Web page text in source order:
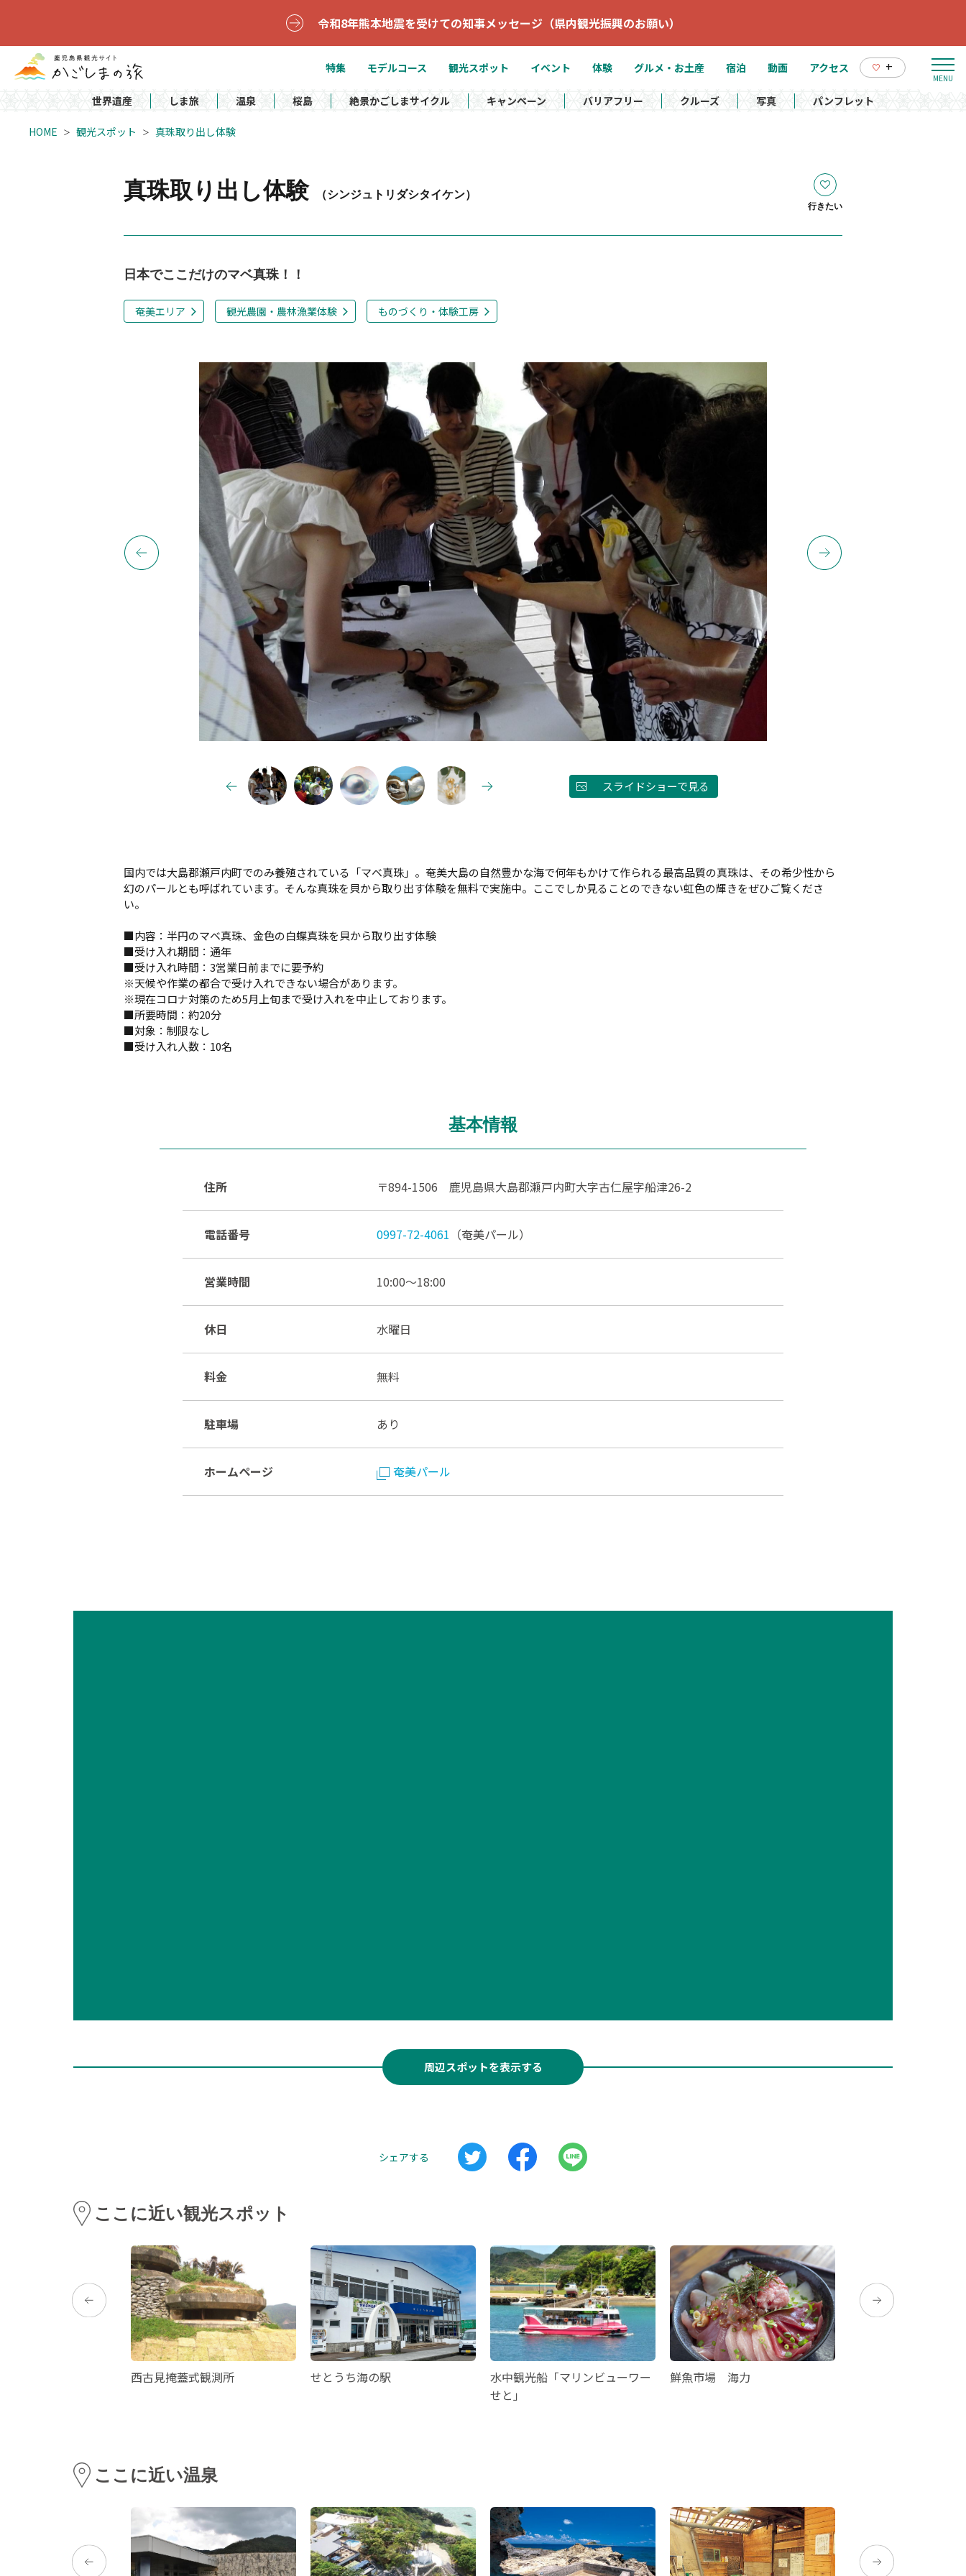
令和8年熊本地震を受けての知事メッセージ（県内観光振興のお願い）
特集 モデルコース 観光スポット イベント 体験 グルメ・お土産 宿泊 動画 アクセス +
世界遺産 しま旅 温泉 桜島 絶景かごしまサイクル キャンペーン バリアフリー クルーズ 写真 パンフレット
HOME 観光スポット 真珠取り出し体験
真珠取り出し体験 （シンジュトリダシタイケン）
行きたい
日本でここだけのマベ真珠！！
奄美エリア 観光農園・農林漁業体験 ものづくり・体験工房
スライドショーで見る
国内では大島郡瀬戸内町でのみ養殖されている「マベ真珠」。奄美大島の自然豊かな海で何年もかけて作られる最高品質の真珠は、その希少性から
幻のパールとも呼ばれています。そんな真珠を貝から取り出す体験を無料で実施中。ここでしか見ることのできない虹色の輝きをぜひご覧くださ
い。
■内容：半円のマベ真珠、金色の白蝶真珠を貝から取り出す体験
■受け入れ期間：通年
■受け入れ時間：3営業日前までに要予約
※天候や作業の都合で受け入れできない場合があります。
※現在コロナ対策のため5月上旬まで受け入れを中止しております。
■所要時間：約20分
■対象：制限なし
■受け入れ人数：10名
基本情報
住所 〒894-1506 鹿児島県大島郡瀬戸内町大字古仁屋字船津26-2
電話番号 0997-72-4061 （奄美パール）
営業時間 10:00～18:00
休日 水曜日
料金 無料
駐車場 あり
ホームページ 奄美パール
周辺スポットを表示する
シェアする
ここに近い観光スポット
西古見掩蓋式観測所 せとうち海の駅
水中観光船「マリンビューワー
せと」
鮮魚市場 海力
ここに近い温泉